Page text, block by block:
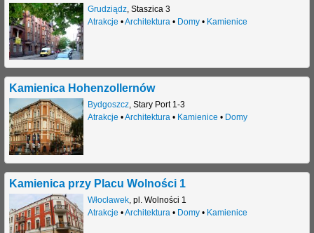
Grudziądz, Staszica 3
Atrakcje •Architektura• Domy• Kamienice
Kamienica Hohenzollernów
Bydgoszcz, Stary Port 1-3
Atrakcje •Architektura• Kamienice • Domy
Kamienica przy Placu Wolności 1
Włocławek, pl. Wolności 1
Atrakcje •Architektura• Domy• Kamienice